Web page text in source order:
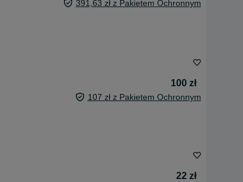
391,63 zł z Pakietem Ochronnym
100 zł
107 zł z Pakietem Ochronnym
22 zł